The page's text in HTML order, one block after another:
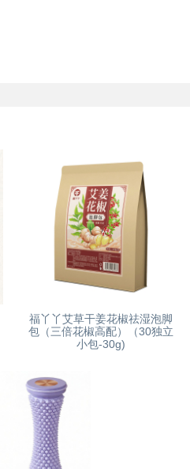
福丫丫艾草干姜花椒祛湿泡脚
包（三倍花椒高配）（30独立
小包-30g)